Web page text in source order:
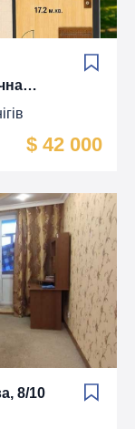
$ 42 000
8/10